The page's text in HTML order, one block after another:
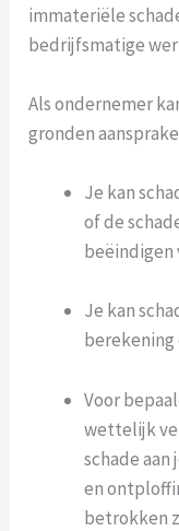
immateriële
bedrijfsmatige
Als ondernemer
gronden
Je kan
of de
beëindigen
Je kan
Voor
wettelijk
schade
en
betrokken